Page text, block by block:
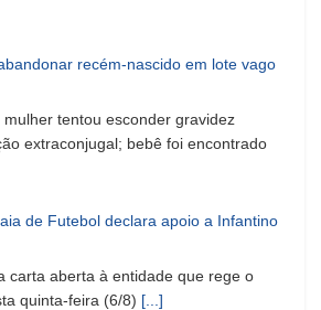
recém-nascido em lote vago
mulher tentou esconder gravidez
extraconjugal; bebê foi encontrado
de Futebol declara apoio a Infantino
carta aberta à entidade que rege o
quinta-feira (6/8) [...]